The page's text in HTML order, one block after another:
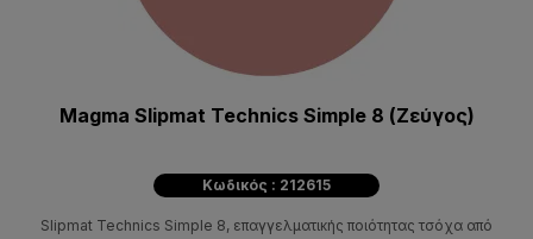
Magma Slipmat Technics Simple 8 (Ζεύγος)
Κωδικός : 212615
Slipmat Technics Simple 8, επαγγελματικής ποιότητας τσόχα από